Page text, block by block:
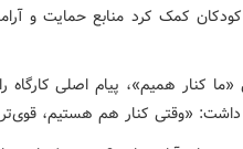
کمک کرد منابع حمایت و
کنار همیم»، پیام اصلی کارگاه
«وقتی کنار هم هستیم،